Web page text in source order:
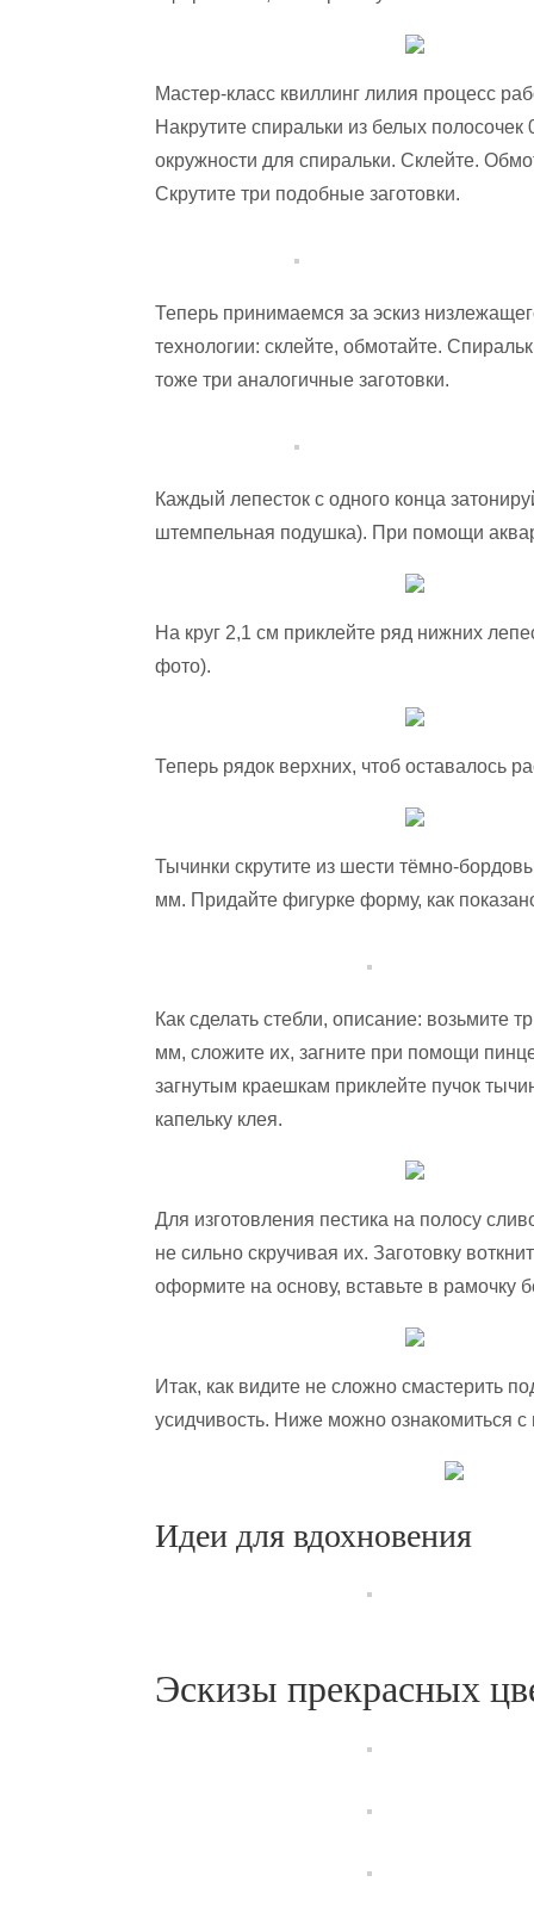
Мастер-класс квиллинг лилия процесс
Накрутите спиральки из белых
окружности для спиральки. Склейте.
Скрутите три подобные заготовки.
Теперь принимаемся за эскиз
технологии: склейте, обмотайте.
тоже три аналогичные заготовки.
Каждый лепесток с одного конца
штемпельная подушка). При помощи
На круг 2,1 см приклейте ряд нижних
фото).
Теперь рядок верхних, чтоб оставалось
Тычинки скрутите из шести тёмно-
мм. Придайте фигурке форму, как
Как сделать стебли, описание: возьмите
мм, сложите их, загните при помощи
загнутым краешкам приклейте пучок
капельку клея.
Для изготовления пестика на полосу
не сильно скручивая их. Заготовку
оформите на основу, вставьте в рамочку
Итак, как видите не сложно смастерить
усидчивость. Ниже можно ознакомиться
Идеи для вдохновения
Эскизы прекрасных